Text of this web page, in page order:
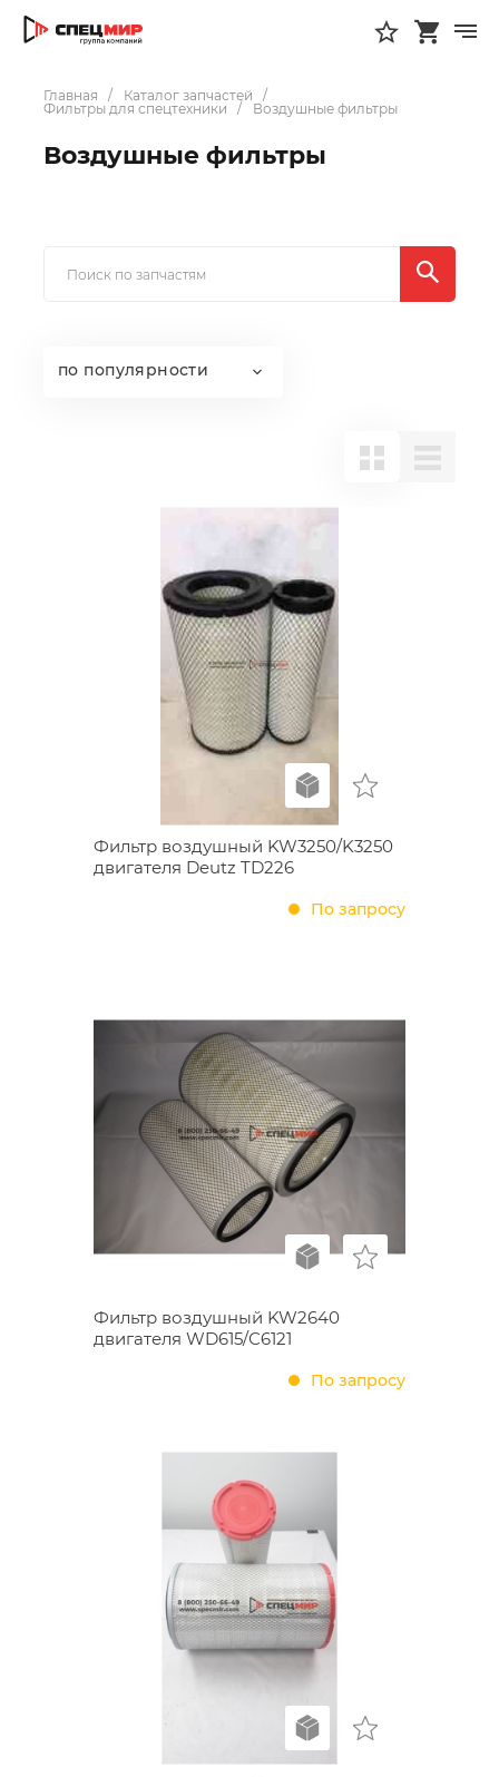
Главная
Каталог запчастей
Фильтры для спецтехники
Воздушные фильтры
Воздушные фильтры
по популярности
Фильтр воздушный KW3250/K3250
двигателя Deutz TD226
По запросу
Фильтр воздушный KW2640
двигателя WD615/С6121
По запросу